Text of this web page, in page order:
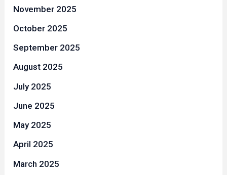
November 2025
October 2025
September 2025
August 2025
July 2025
June 2025
May 2025
April 2025
March 2025